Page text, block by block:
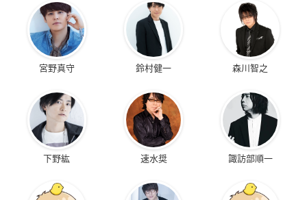
宮野真守 鈴村健一 森川智之
下野紘 速水奨 諏訪部順一